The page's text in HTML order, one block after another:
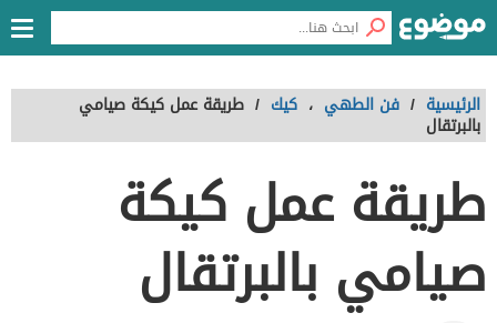
الرئيسية / فن الطهي ، كيك / طريقة عمل كيكة صيامي
بالبرتقال
طريقة عمل كيكة
صيامي بالبرتقال